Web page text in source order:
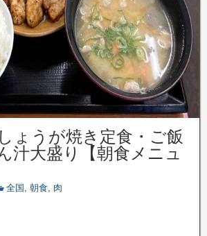
ょうが焼き定食・ご飯
汁大盛り【朝食メニュ
全国 , 朝食, 肉